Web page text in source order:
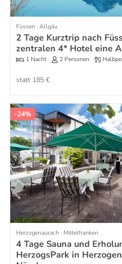
Füssen · Allgäu
2 Tage Kurztrip nach
zentralen 4* Hotel eine
1 Nacht 2 Personen
statt 185 €
-24%
Herzogenaurach · Mittelfranken
4 Tage Sauna und
HerzogsPark in